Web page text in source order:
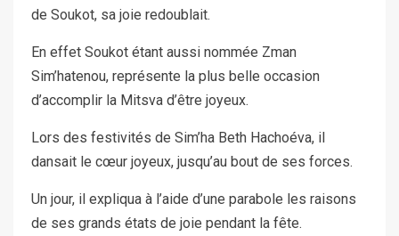
de Soukot, sa joie redoublait.
En effet Soukot étant aussi nommée Zman
Sim’hatenou, représente la plus belle occasion
d’accomplir la Mitsva d’être joyeux.
Lors des festivités de Sim’ha Beth Hachoéva, il
dansait le cœur joyeux, jusqu’au bout de ses forces.
Un jour, il expliqua à l’aide d’une parabole les raisons
de ses grands états de joie pendant la fête.